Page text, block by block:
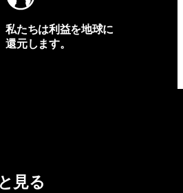
私たちは利益を地球に
還元します。
見る